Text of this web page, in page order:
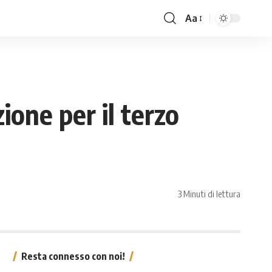
Aa
per il terzo
3 Minuti di lettura
Resta connesso con noi!